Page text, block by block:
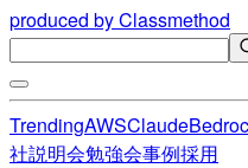
produced by Classmethod
TrendingAWSClaude
社説明会勉強会事例採用